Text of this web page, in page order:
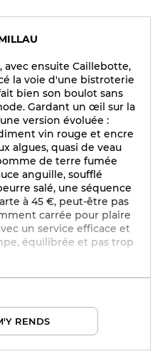
ensuite Caillebotte,
la voie d'une bistroterie
bien son boulot sans
Gardant un œil sur la
version évoluée :
vin rouge et encre
algues, quasi de veau
de terre fumée
anguille, soufflé
salé, une séquence
à 45 €, peut-être pas
carrée pour plaire
un service efficace et
équilibrée et pas trop
RENDS